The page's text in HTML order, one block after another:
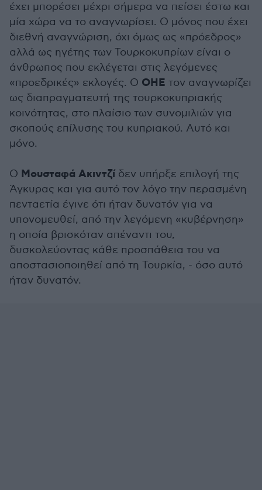
έχει μπορέσει μέχρι σήμερα να πείσει έστω και
μία χώρα να το αναγνωρίσει. Ο μόνος που έχει
διεθνή αναγνώριση, όχι όμως ως «πρόεδρος»
αλλά ως ηγέτης των Τουρκοκυπρίων είναι ο
άνθρωπος που εκλέγεται στις λεγόμενες
«προεδρικές» εκλογές. Ο ΟΗΕ τον αναγνωρίζει
ως διαπραγματευτή της τουρκοκυπριακής
κοινότητας, στο πλαίσιο των συνομιλιών για
σκοπούς επίλυσης του κυπριακού. Αυτό και
μόνο.
Ο Μουσταφά Ακιντζίδεν υπήρξε επιλογή της
Άγκυρας και για αυτό τον λόγο την περασμένη
πενταετία έγινε ότι ήταν δυνατόν για να
υπονομευθεί, από την λεγόμενη «κυβέρνηση»
η οποία βρισκόταν απέναντι του,
δυσκολεύοντας κάθε προσπάθεια του να
αποστασιοποιηθεί από τη Τουρκία, - όσο αυτό
ήταν δυνατόν.